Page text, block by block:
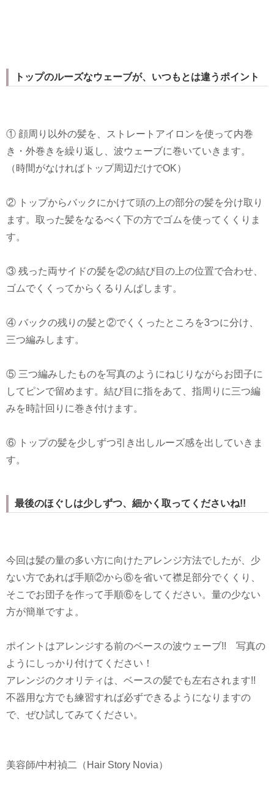
トップのルーズなウェーブが、いつもとは違うポイント
① 顔周り以外の髪を、ストレートアイロンを使って内巻
き・外巻きを繰り返し、波ウェーブに巻いていきます。
（時間がなければトップ周辺だけでOK）
② トップからバックにかけて頭の上の部分の髪を分け取り
ます。取った髪をなるべく下の方でゴムを使ってくくりま
す。
③ 残った両サイドの髪を②の結び目の上の位置で合わせ、
ゴムでくくってからくるりんぱします。
④ バックの残りの髪と②でくくったところを3つに分け、
三つ編みします。
⑤ 三つ編みしたものを写真のようにねじりながらお団子に
してピンで留めます。結び目に指をあて、指周りに三つ編
みを時計回りに巻き付けます。
⑥ トップの髪を少しずつ引き出しルーズ感を出していきま
す。
最後のほぐしは少しずつ、細かく取ってくださいね!!
今回は髪の量の多い方に向けたアレンジ方法でしたが、少
ない方であれば手順②から⑥を省いて襟足部分でくくり、
そこでお団子を作って手順⑥をしてください。量の少ない
方が簡単ですよ。
ポイントはアレンジする前のベースの波ウェーブ!! 写真の
ようにしっかり付けてください！
アレンジのクオリティは、ベースの髪でも左右されます!!
不器用な方でも練習すれば必ずできるようになりますの
で、ぜひ試してみてください。
美容師/中村禎二（Hair Story Novia）